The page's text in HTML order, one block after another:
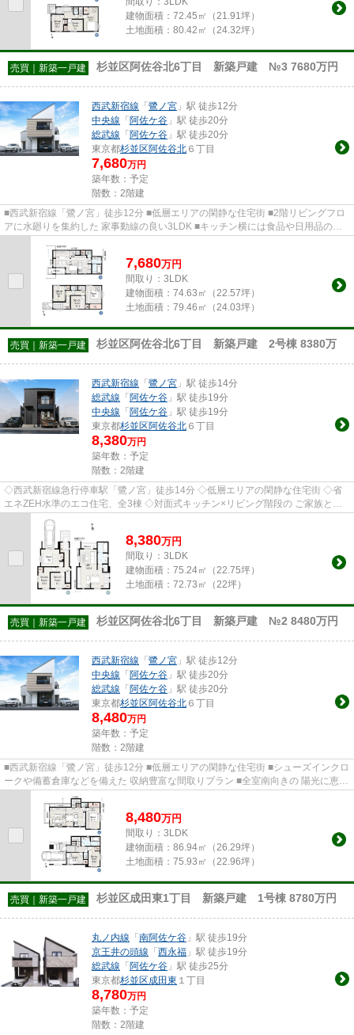
建物面積： 72.45㎡（21.91坪）
土地面積： 80.42㎡（24.32坪）
売買｜新築一戸建 杉並区阿佐谷北6丁目 新築戸建 №3 7680万円
西武新宿線 「 鷺ノ宮 」駅 徒歩12分
中央線 「 阿佐ケ谷 」駅 徒歩20分
総武線 「 阿佐ケ谷 」駅 徒歩20分
東京都杉並区阿佐谷北 ６丁目
7,680万円
築年数：予定
階数：2階建
■西武新宿線「鷺ノ宮」徒歩12分 ■低層エリアの閑静な住宅街 ■2階リビングフロ
アに水廻りを集約した 家事動線の良い3LDK ■キッチン横には食品や日用品のス
7,680万円
間取り：3LDK
建物面積： 74.63㎡（22.57坪）
土地面積： 79.46㎡（24.03坪）
売買｜新築一戸建 杉並区阿佐谷北6丁目 新築戸建 2号棟 8380万
西武新宿線 「 鷺ノ宮 」駅 徒歩14分
総武線 「 阿佐ケ谷 」駅 徒歩19分
中央線 「 阿佐ケ谷 」駅 徒歩19分
東京都杉並区阿佐谷北 ６丁目
8,380万円
築年数：予定
階数：2階建
◇西武新宿線急行停車駅「鷺ノ宮」徒歩14分 ◇低層エリアの閑静な住宅街 ◇省
エネZEH水準のエコ住宅、全3棟 ◇対面式キッチン×リビング階段の ご家族との
コミュニケーションの取りやすい3L...
8,380万円
間取り：3LDK
建物面積： 75.24㎡（22.75坪）
土地面積： 72.73㎡（22坪）
売買｜新築一戸建 杉並区阿佐谷北6丁目 新築戸建 №2 8480万円
西武新宿線 「 鷺ノ宮 」駅 徒歩12分
中央線 「 阿佐ケ谷 」駅 徒歩20分
総武線 「 阿佐ケ谷 」駅 徒歩20分
東京都杉並区阿佐谷北 ６丁目
8,480万円
築年数：予定
階数：2階建
■西武新宿線「鷺ノ宮」徒歩12分 ■低層エリアの閑静な住宅街 ■シューズインクロ
ークや備蓄倉庫などを備えた 収納豊富な間取りプラン ■全室南向きの 陽光に恵ま
8,480万円
間取り：3LDK
建物面積： 86.94㎡（26.29坪）
土地面積： 75.93㎡（22.96坪）
売買｜新築一戸建 杉並区成田東1丁目 新築戸建 1号棟 8780万円
丸ノ内線 「 南阿佐ケ谷 」駅 徒歩19分
京王井の頭線 「 西永福 」駅 徒歩19分
総武線 「 阿佐ケ谷 」駅 徒歩25分
東京都杉並区成田東 １丁目
8,780万円
築年数：予定
階数：2階建